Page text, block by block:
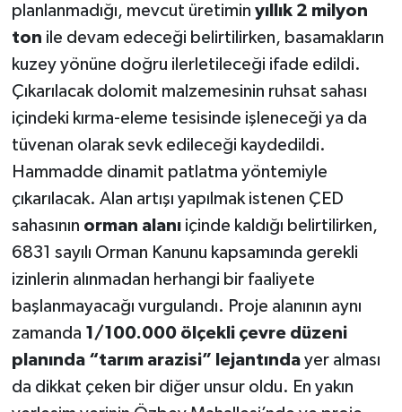
planlanmadığı, mevcut üretimin yıllık 2 milyon
ton ile devam edeceği belirtilirken, basamakların
kuzey yönüne doğru ilerletileceği ifade edildi.
Çıkarılacak dolomit malzemesinin ruhsat sahası
içindeki kırma-eleme tesisinde işleneceği ya da
tüvenan olarak sevk edileceği kaydedildi.
Hammadde dinamit patlatma yöntemiyle
çıkarılacak. Alan artışı yapılmak istenen ÇED
sahasının orman alanıiçinde kaldığı belirtilirken,
6831 sayılı Orman Kanunu kapsamında gerekli
izinlerin alınmadan herhangi bir faaliyete
başlanmayacağı vurgulandı. Proje alanının aynı
zamanda 1/100.000 ölçekli çevre düzeni
planında “tarım arazisi” lejantındayer alması
da dikkat çeken bir diğer unsur oldu. En yakın